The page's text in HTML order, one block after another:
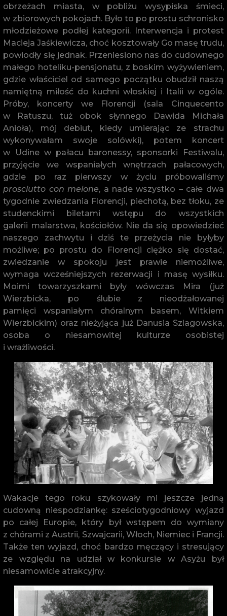
obrzeżach miasta, w pobliżu wysypiska śmieci,
w zbiorowych pokojach. Było to po prostu schronisko
młodzieżowe podłej kategorii. Interwencja i protest
Macieja Jaśkiewicza, choć kosztowały Go masę trudu,
powiodły się jednak. Przeniesiono nas do cudownego
małego hoteliku-pensjonatu, z boskim wyżywieniem,
gdzie właściciel od samego początku obudził naszą
namiętną miłość do kuchni włoskiej i Italii w ogóle.
Próby, koncerty we Florencji (sala Cinquecento
w Ratuszu, tuż obok słynnego Dawida Michała
Anioła), mój debiut, kiedy umierając ze strachu
wykonywałam swoje solówki), potem koncert
w Udine w pałacu baronessy, sponsorki Festiwalu,
przyjęcie we wspaniałych wnętrzach pałacowych,
gdzie po raz pierwszy w życiu próbowaliśmy
prosciutto con melone, a nade wszystko – całe dwa
tygodnie zwiedzania Florencji, piechotą, bez tłoku, ze
studenckimi biletami wstępu do wszystkich
galerii malarstwa, kościołów. Nie da się opowiedzieć
naszego zachwytu i dziś te przeżycia nie byłyby
możliwe; po prostu do Florencji ciężko się dostać,
zwiedzanie w spokoju jest prawie niemożliwe,
wymaga wcześniejszych rezerwacji i masę wysiłku.
Moimi towarzyszkami były wówczas Mira (już
Wierzbicka, po ślubie z nieodżałowanej
pamięci wspaniałym chóralnym basem, Witkiem
Wierzbickim) oraz nieżyjąca już Danusia Szlagowska,
osoba o niesamowitej kulturze osobistej
i wrażliwości.
Wakacje tego roku szykowały mi jeszcze jedną
cudowną niespodziankę: sześciotygodniowy wyjazd
po całej Europie, który był wstępem do wymiany
z chórami z Austrii, Szwajcarii, Włoch, Niemiec i Francji.
Także ten wyjazd, choć bardzo męczący i stresujący
ze względu na udział w konkursie w Asyżu był
niesamowicie atrakcyjny.